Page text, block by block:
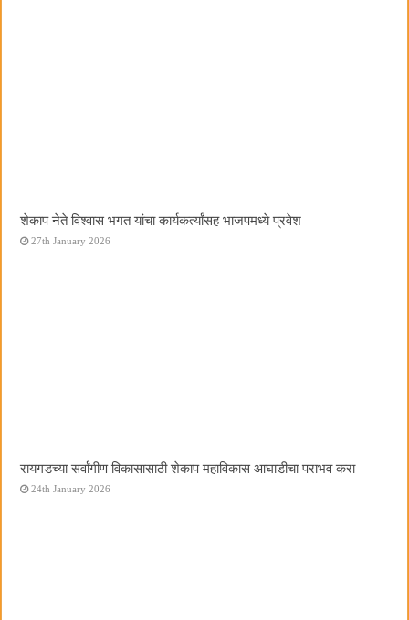
शेकाप नेते विश्वास भगत यांचा कार्यकर्त्यांसह भाजपमध्ये प्रवेश
27th January 2026
रायगडच्या सर्वांगीण विकासासाठी शेकाप महाविकास आघाडीचा पराभव करा
24th January 2026